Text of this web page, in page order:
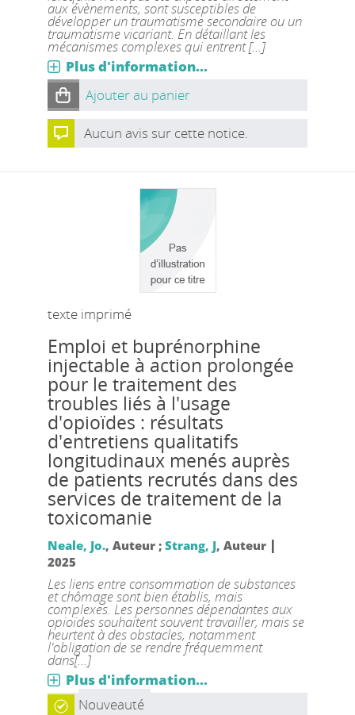
aux évènements, sont susceptibles de
développer un traumatisme secondaire ou un
traumatisme vicariant. En détaillant les
mécanismes complexes qui entrent [...]
Plus d'information...
Ajouter au panier
Aucun avis sur cette notice.
texte imprimé
Emploi et buprénorphine
injectable à action prolongée
pour le traitement des
troubles liés à l'usage
d'opioïdes : résultats
d'entretiens qualitatifs
longitudinaux menés auprès
de patients recrutés dans des
services de traitement de la
toxicomanie
Neale, Jo., Auteur ; Strang, J, Auteur |
2025
Les liens entre consommation de substances
et chômage sont bien établis, mais
complexes. Les personnes dépendantes aux
opioïdes souhaitent souvent travailler, mais se
heurtent à des obstacles, notamment
l'obligation de se rendre fréquemment
dans[...]
Plus d'information...
Nouveauté